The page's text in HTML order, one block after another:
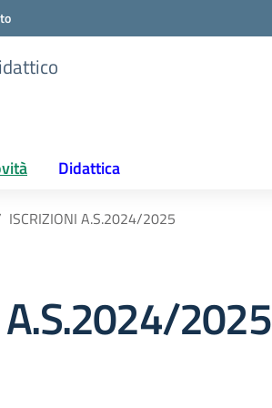
Didattica
ISCRIZIONI A.S.2024/2025
A.S.2024/2025